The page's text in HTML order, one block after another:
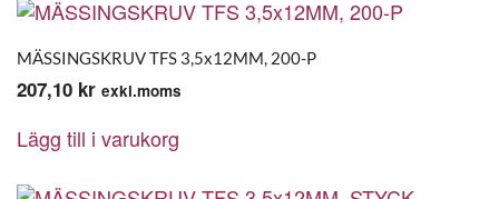
MÄSSINGSKRUV TFS 3,5x12MM, 200-P
207,10 kr exkl.moms
Lägg till i varukorg